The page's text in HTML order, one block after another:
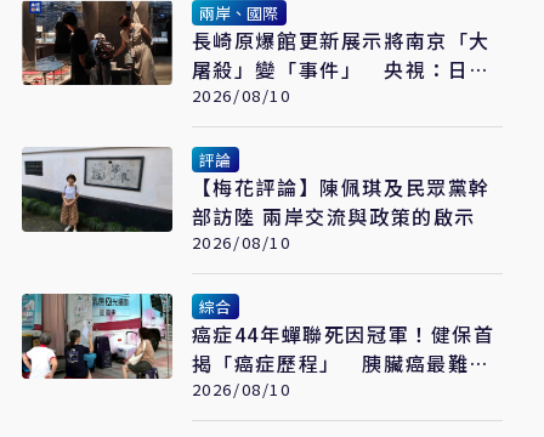
兩岸、國際
長崎原爆館更新展示將南京「大
屠殺」變「事件」 央視：日本
又在偷改歷史
2026/08/10
評論
【梅花評論】陳佩琪及民眾黨幹
部訪陸 兩岸交流與政策的啟示
2026/08/10
綜合
癌症44年蟬聯死因冠軍！健保首
揭「癌症歷程」 胰臟癌最難
治、肺癌驚見院際差41.8個百分
點
2026/08/10